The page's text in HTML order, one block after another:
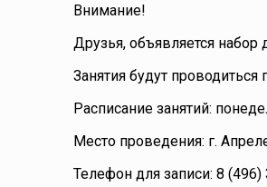
Внимание!
Друзья, объявляется
Занятия будут
Расписание занятий:
Место проведения: г.
Телефон для записи: 8